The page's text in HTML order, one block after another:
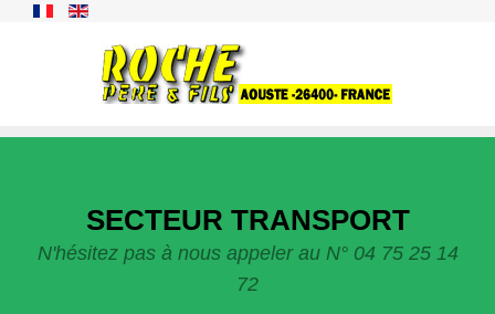
SECTEUR TRANSPORT
N'hésitez pas à nous appeler au N° 04 75 25 14
72